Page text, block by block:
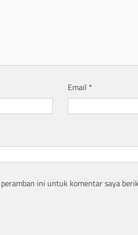
Email *
ini untuk komentar saya